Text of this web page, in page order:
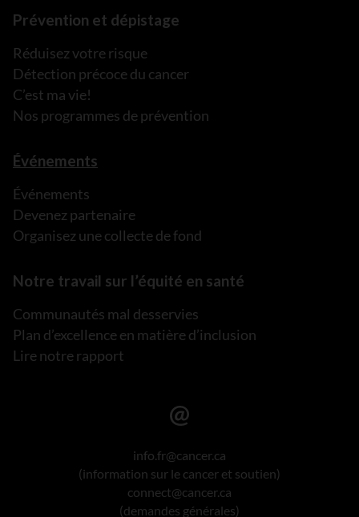
Prévention et dépistage
Réduisez votre risque
Détection précoce du cancer
C’est ma vie!
Nos programmes de prévention
Événements
Événements
Devenez partenaire
Organisez une collecte de fond
Notre travail sur l’équité en santé
Communautés mal desservies
Plan d’excellence en matière d’inclusion
Lire notre rapport
info.fr@cancer.ca
(information sur le cancer et soutien)
connect@cancer.ca
(demandes générales)